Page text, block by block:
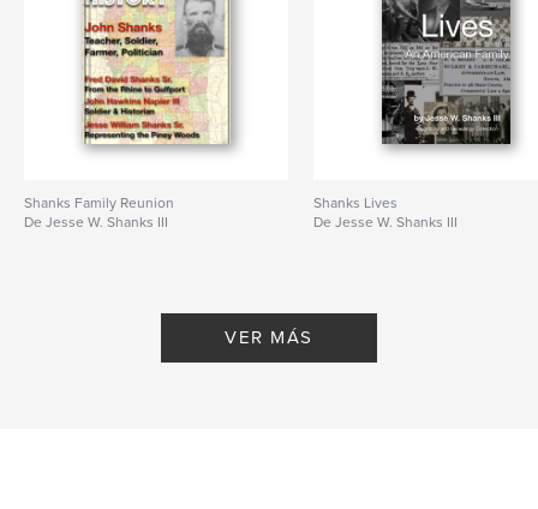
Shanks Family Reunion
De Jesse W. Shanks III
Shanks Lives
De Jesse W. Shanks III
VER MÁS